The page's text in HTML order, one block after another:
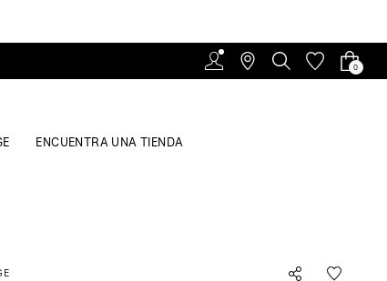
0
ENCUENTRA UNA TIENDA